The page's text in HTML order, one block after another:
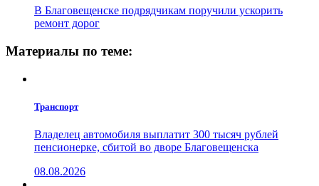
В Благовещенске подрядчикам поручили ускорить
ремонт дорог
Материалы по теме:
Транспорт
Владелец автомобиля выплатит 300 тысяч рублей
пенсионерке, сбитой во дворе Благовещенска
08.08.2026